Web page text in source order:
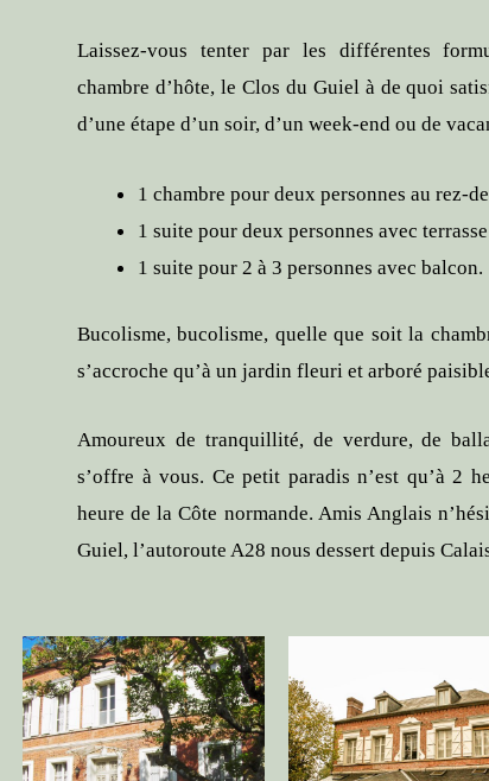
Laissez-vous tenter par les différentes
chambre d’hôte, le Clos du Guiel à de quoi
d’une étape d’un soir, d’un week-end ou de
1 chambre pour deux personnes au rez-
1 suite pour deux personnes avec
1 suite pour 2 à 3 personnes avec balcon.
Bucolisme, bucolisme, quelle que soit la
s’accroche qu’à un jardin fleuri et arboré
Amoureux de tranquillité, de verdure, de
s’offre à vous. Ce petit paradis n’est qu’à 2
heure de la Côte normande. Amis Anglais
Guiel, l’autoroute A28 nous dessert depuis